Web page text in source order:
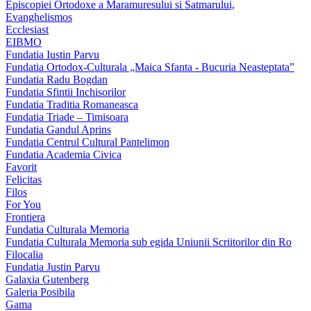
Episcopiei Ortodoxe a Maramuresului si Satmarului,
Evanghelismos
Ecclesiast
EIBMO
Fundatia Iustin Parvu
Fundatia Ortodox-Culturala „Maica Sfanta - Bucuria Neasteptata”
Fundatia Radu Bogdan
Fundatia Sfintii Inchisorilor
Fundatia Traditia Romaneasca
Fundatia Triade – Timisoara
Fundatia Gandul Aprins
Fundatia Centrul Cultural Pantelimon
Fundatia Academia Civica
Favorit
Felicitas
Filos
For You
Frontiera
Fundatia Culturala Memoria
Fundatia Culturala Memoria sub egida Uniunii Scriitorilor din Ro
Filocalia
Fundatia Justin Parvu
Galaxia Gutenberg
Galeria Posibila
Gama